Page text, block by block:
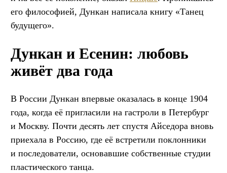
его философией, Дункан написала книгу «Танец
будущего».
Дункан и Есенин: любовь
живёт два года
В России Дункан впервые оказалась в конце 1904
года, когда её пригласили на гастроли в Петербург
и Москву. Почти десять лет спустя Айседора вновь
приехала в Россию, где её встретили поклонники
и последователи, основавшие собственные студии
пластического танца.